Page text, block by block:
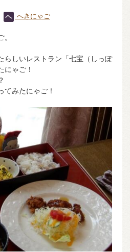
へきにゃご
らしいレストラン「七宝（しっぽ
にゃご！
てみたにゃご！